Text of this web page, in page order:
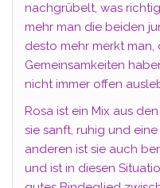
nachgrübelt, was
mehr man die beiden
desto mehr merkt man,
Gemeinsamkeiten
nicht immer offen
Rosa ist ein Mix aus
sie sanft, ruhig und
anderen ist sie auch
und ist in diesen